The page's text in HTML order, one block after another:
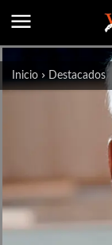
Inicio Destacados